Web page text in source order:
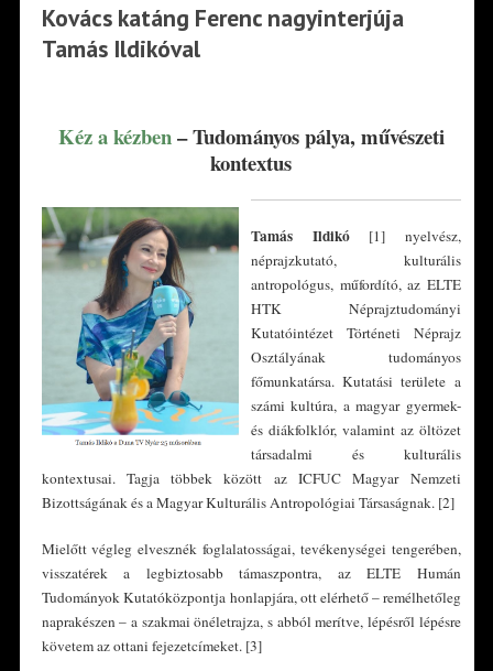
Kovács katáng Ferenc nagyinterjúja
Tamás Ildikóval
Kéz a kézben– Tudományos pálya, művészeti
kontextus
Tamás Ildikó[1] nyelvész,
néprajzkutató, kulturális
antropológus, műfordító, az ELTE
HTK Néprajztudományi
Kutatóintézet Történeti Néprajz
Osztályának tudományos
főmunkatársa. Kutatási területe a
számi kultúra, a magyar gyermek-
és diákfolklór, valamint az öltözet
társadalmi és kulturális
kontextusai. Tagja többek között az ICFUC Magyar Nemzeti
Bizottságának és a Magyar Kulturális Antropológiai Társaságnak. [2]
Mielőtt végleg elvesznék foglalatosságai, tevékenységei tengerében,
visszatérek a legbiztosabb támaszpontra, az ELTE Humán
Tudományok Kutatóközpontja honlapjára, ott elérhető – remélhetőleg
naprakészen – a szakmai önéletrajza, s abból merítve, lépésről lépésre
követem az ottani fejezetcímeket. [3]